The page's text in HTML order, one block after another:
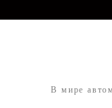
В мире